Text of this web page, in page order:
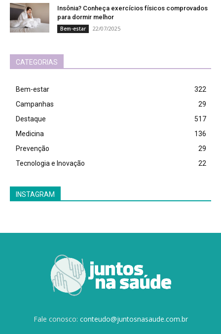
Insônia? Conheça exercícios físicos comprovados
para dormir melhor
Bem-estar 22/07/2025
CATEGORIAS
Bem-estar
322
Campanhas
29
Destaque
517
Medicina
136
Prevenção
29
Tecnologia e Inovação
22
INSTAGRAM
Fale conosco: conteudo@juntosnasaude.com.br